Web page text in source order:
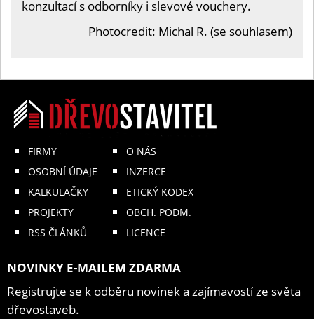
konzultací s odborníky i slevové vouchery.
Photocredit: Michal R. (se souhlasem)
FIRMY
OSOBNÍ ÚDAJE
KALKULAČKY
PROJEKTY
RSS ČLÁNKŮ
O NÁS
INZERCE
ETICKÝ KODEX
OBCH. PODM.
LICENCE
NOVINKY E-MAILEM ZDARMA
Registrujte se k odběru novinek a zajímavostí ze světa
dřevostaveb.